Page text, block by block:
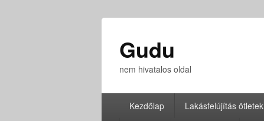
Gudu
nem hivatalos oldal
Kezdőlap Lakásfelújítás ötletek